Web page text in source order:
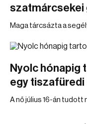
szatmárcsekei
Maga tárcsázta a
Nyolc
egy tiszafüredi
A nő július 16-án tudott